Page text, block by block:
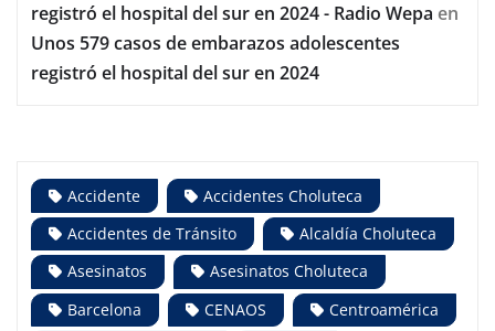
registró el hospital del sur en 2024 - Radio Wepa en
Unos 579 casos de embarazos adolescentes
registró el hospital del sur en 2024
Accidente
Accidentes Choluteca
Accidentes de Tránsito
Alcaldía Choluteca
Asesinatos
Asesinatos Choluteca
Barcelona
CENAOS
Centroamérica